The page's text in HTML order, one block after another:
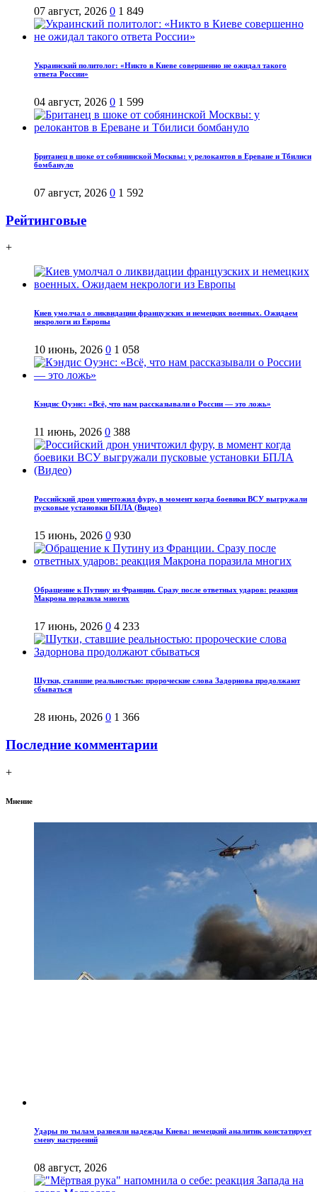
07 август, 2026 0 1 849
Украинский политолог: «Никто в Киеве совершенно не ожидал такого
ответа России»
04 август, 2026 0 1 599
Британец в шоке от собянинской Москвы: у релокантов в Ереване и Тбилиси
бомбануло
07 август, 2026 0 1 592
Рейтинговые
+
Киев умолчал о ликвидации французских и немецких военных. Ожидаем
некрологи из Европы
10 июнь, 2026 0 1 058
Кэндис Оуэнс: «Всё, что нам рассказывали о России — это ложь»
11 июнь, 2026 0 388
Российский дрон уничтожил фуру, в момент когда боевики ВСУ выгружали
пусковые установки БПЛА (Видео)
15 июнь, 2026 0 930
Обращение к Путину из Франции. Сразу после ответных ударов: реакция
Макрона поразила многих
17 июнь, 2026 0 4 233
Шутки, ставшие реальностью: пророческие слова Задорнова продолжают
сбываться
28 июнь, 2026 0 1 366
Последние комментарии
+
Мнение
Удары по тылам развеяли надежды Киева: немецкий аналитик констатирует
смену настроений
08 август, 2026